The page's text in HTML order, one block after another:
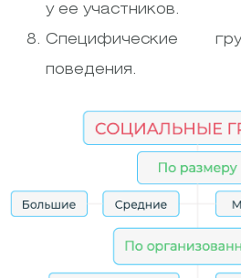
у ее участников.
Специфические
поведения.